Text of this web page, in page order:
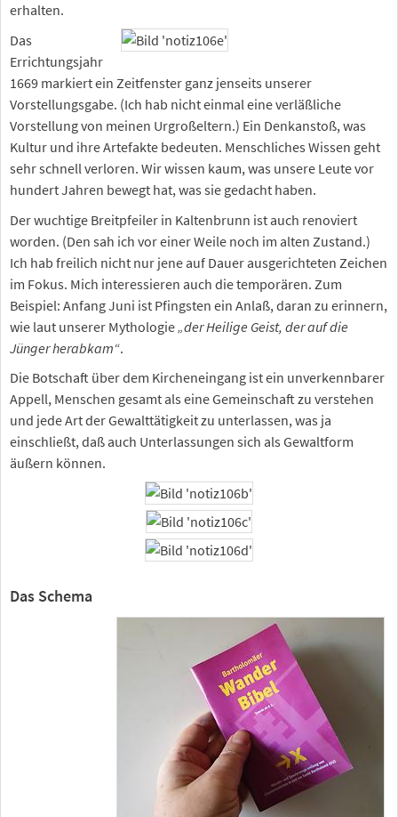
erhalten.
Das
Errichtungsjahr
1669 markiert ein Zeitfenster ganz jenseits unserer
Vorstellungsgabe. (Ich hab nicht einmal eine verläßliche
Vorstellung von meinen Urgroßeltern.) Ein Denkanstoß, was
Kultur und ihre Artefakte bedeuten. Menschliches Wissen geht
sehr schnell verloren. Wir wissen kaum, was unsere Leute vor
hundert Jahren bewegt hat, was sie gedacht haben.
Der wuchtige Breitpfeiler in Kaltenbrunn ist auch renoviert
worden. (Den sah ich vor einer Weile noch im alten Zustand.)
Ich hab freilich nicht nur jene auf Dauer ausgerichteten Zeichen
im Fokus. Mich interessieren auch die temporären. Zum
Beispiel: Anfang Juni ist Pfingsten ein Anlaß, daran zu erinnern,
wie laut unserer Mythologie„der Heilige Geist, der auf die
Jünger herabkam“.
Die Botschaft über dem Kircheneingang ist ein unverkennbarer
Appell, Menschen gesamt als eine Gemeinschaft zu verstehen
und jede Art der Gewalttätigkeit zu unterlassen, was ja
einschließt, daß auch Unterlassungen sich als Gewaltform
äußern können.
Das Schema